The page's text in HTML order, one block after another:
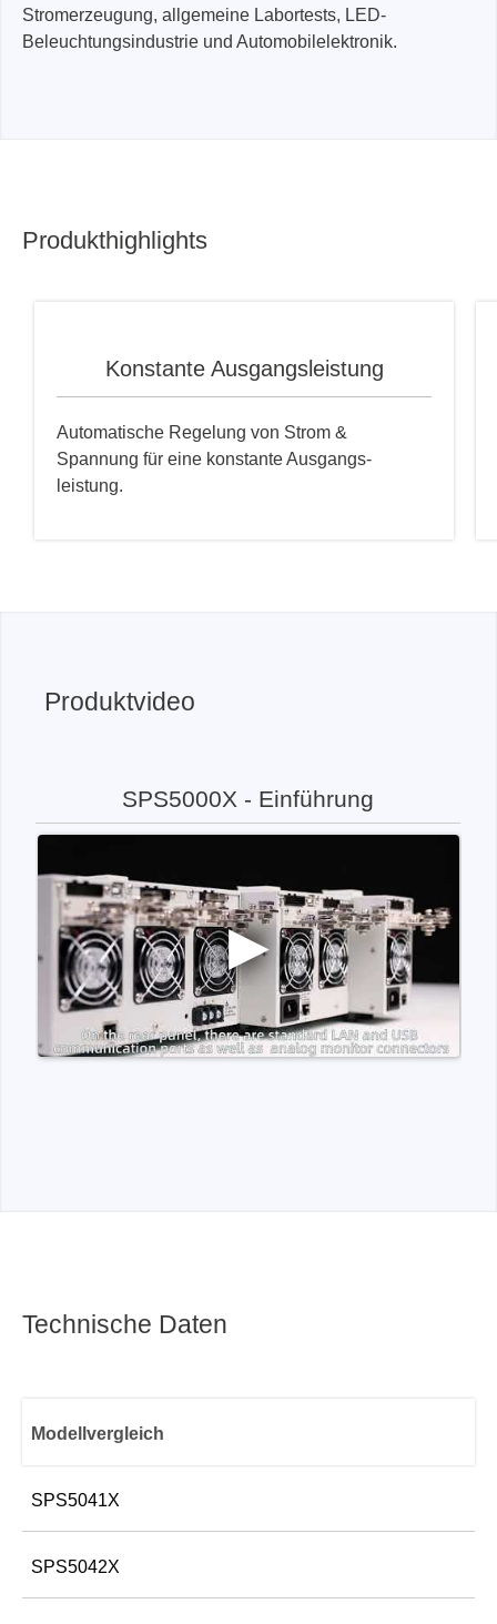
Stromerzeugung, allgemeine Labortests, LED-
Beleuchtungsindustrie und Automobilelektronik.
Produkthighlights
Konstante Ausgangsleistung
Automatische Regelung von Strom &
Spannung für eine konstante Ausgangs-
leistung.
Produktvideo
SPS5000X - Einführung
Technische Daten
Modellvergleich
Kanalausgabe
Anzeige
SPS5041X
1 Kanal, 40 V/30 A/360 W
SPS5042X